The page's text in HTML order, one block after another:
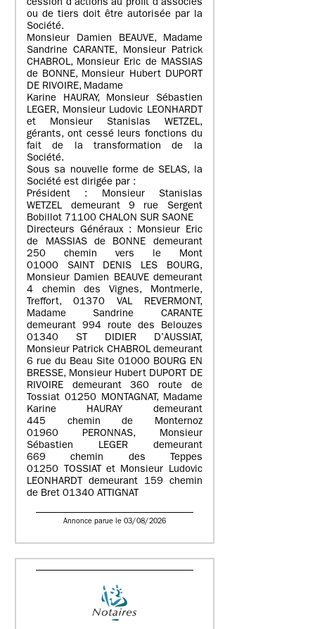
cession d’actions au profit d’associés
ou de tiers doit être autorisée par la
Société.
Monsieur Damien BEAUVE, Madame
Sandrine CARANTE, Monsieur Patrick
CHABROL, Monsieur Eric de MASSIAS
de BONNE, Monsieur Hubert DUPORT
DE RIVOIRE, Madame
Karine HAURAY, Monsieur Sébastien
LEGER, Monsieur Ludovic LEONHARDT
et Monsieur Stanislas WETZEL,
gérants, ont cessé leurs fonctions du
fait de la transformation de la
Société.
Sous sa nouvelle forme de SELAS, la
Société est dirigée par :
Président : Monsieur Stanislas
WETZEL demeurant 9 rue Sergent
Bobillot 71100 CHALON SUR SAONE
Directeurs Généraux : Monsieur Eric
de MASSIAS de BONNE demeurant
250 chemin vers le Mont
01000 SAINT DENIS LES BOURG,
Monsieur Damien BEAUVE demeurant
4 chemin des Vignes, Montmerle,
Treffort, 01370 VAL REVERMONT,
Madame Sandrine CARANTE
demeurant 994 route des Belouzes
01340 ST DIDIER D’AUSSIAT,
Monsieur Patrick CHABROL demeurant
6 rue du Beau Site 01000 BOURG EN
BRESSE, Monsieur Hubert DUPORT DE
RIVOIRE demeurant 360 route de
Tossiat 01250 MONTAGNAT, Madame
Karine HAURAY demeurant
445 chemin de Monternoz
01960 PERONNAS, Monsieur
Sébastien LEGER demeurant
669 chemin des Teppes
01250 TOSSIAT et Monsieur Ludovic
LEONHARDT demeurant 159 chemin
de Bret 01340 ATTIGNAT
Annonce parue le 03/08/2026